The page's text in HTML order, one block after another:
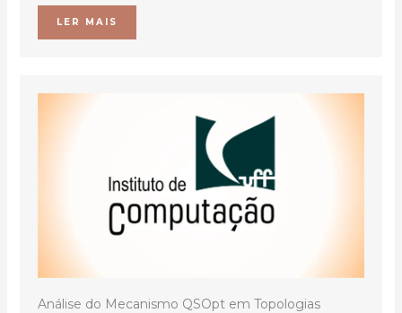
LER MAIS
Análise do Mecanismo QSOpt em Topologias